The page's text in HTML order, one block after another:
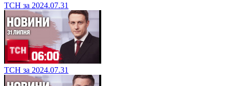
ТСН за 2024.07.31
ТСН за 2024.07.31